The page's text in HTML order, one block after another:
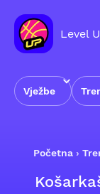
Level
Vježbe
Početna›